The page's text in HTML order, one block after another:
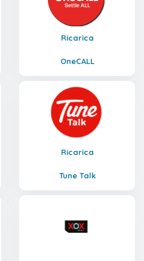
Ricarica
OneCALL
Ricarica
Tune Talk